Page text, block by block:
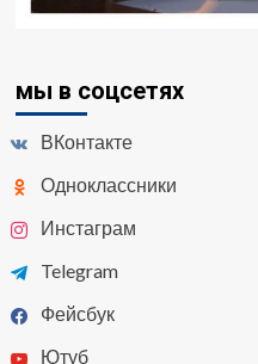
мы в соцсетях
ВКонтакте
Одноклассники
Инстаграм
Telegram
Фейсбук
Ютуб